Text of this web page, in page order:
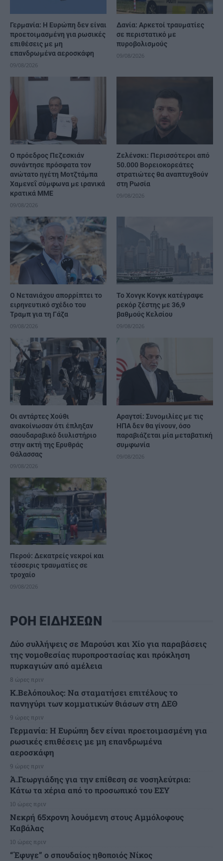
Γερμανία: Η Ευρώπη δεν είναι
προετοιμασμένη για ρωσικές
επιθέσεις με μη
επανδρωμένα αεροσκάφη
09/08/2026
Δανία: Αρκετοί τραυματίες
σε περιστατικό με
πυροβολισμούς
09/08/2026
Ο πρόεδρος Πεζεσκιάν
συνάντησε πρόσφατα τον
ανώτατο ηγέτη Μοτζτάμπα
Χαμενεΐ σύμφωνα με ιρανικά
κρατικά ΜΜΕ
09/08/2026
Ζελένσκι: Περισσότεροι από
50.000 Βορειοκορεάτες
στρατιώτες θα αναπτυχθούν
στη Ρωσία
09/08/2026
Ο Νετανιάχου απορρίπτει το
ειρηνευτικό σχέδιο του
Τραμπ για τη Γάζα
09/08/2026
Το Χονγκ Κονγκ κατέγραψε
ρεκόρ ζέστης με 36,9
βαθμούς Κελσίου
09/08/2026
Οι αντάρτες Χούθι
ανακοίνωσαν ότι έπληξαν
σαουδαραβικό διυλιστήριο
στην ακτή της Ερυθράς
Θάλασσας
09/08/2026
Αραγτσί: Συνομιλίες με τις
ΗΠΑ δεν θα γίνουν, όσο
παραβιάζεται μία μεταβατική
συμφωνία
09/08/2026
Περού: Δεκατρείς νεκροί και
τέσσερις τραυματίες σε
τροχαίο
09/08/2026
ΡΟΗ ΕΙΔΗΣΕΩΝ
Δύο συλλήψεις σε Μαρούσι και Χίο για παραβάσεις
της νομοθεσίας πυροπροστασίας και πρόκληση
πυρκαγιών από αμέλεια
8 ώρες πριν
Κ.Βελόπουλος: Να σταματήσει επιτέλους το
πανηγύρι των κομματικών θιάσων στη ΔΕΘ
9 ώρες πριν
Γερμανία: Η Ευρώπη δεν είναι προετοιμασμένη για
ρωσικές επιθέσεις με μη επανδρωμένα
αεροσκάφη
9 ώρες πριν
Ά.Γεωργιάδης για την επίθεση σε νοσηλεύτρια:
Κάτω τα χέρια από το προσωπικό του ΕΣΥ
10 ώρες πριν
Νεκρή 65χρονη λουόμενη στους Αμμόλοφους
Καβάλας
10 ώρες πριν
“Έφυγε” ο σπουδαίος ηθοποιός Νίκος